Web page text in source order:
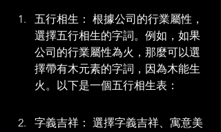
五行相生： 根據公司的行業屬性，
選擇五行相生的字詞。例如，如果
公司的行業屬性為火，那麼可以選
擇帶有木元素的字詞，因為木能生
火。以下是一個五行相生表：
字義吉祥： 選擇字義吉祥、寓意美